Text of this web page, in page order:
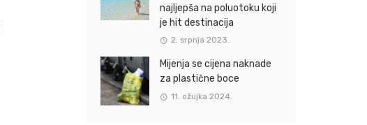
najljepša na poluotoku koji
je hit destinacija
2. srpnja 2023.
Mijenja se cijena naknade
za plastične boce
11. ožujka 2024.